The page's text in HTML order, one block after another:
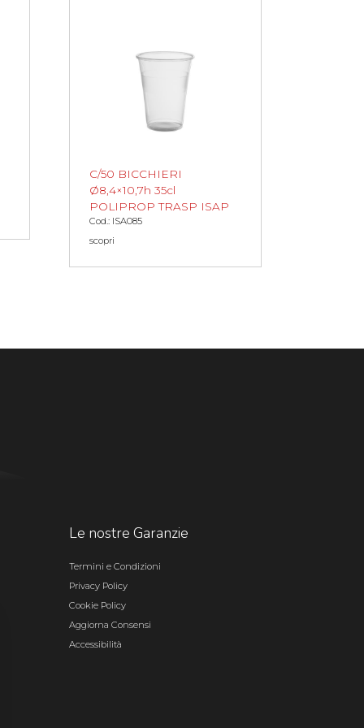
C/50 BICCHIERI
Ø8,4×10,7h 35cl
POLIPROP TRASP ISAP
Cod.: ISA085
scopri
Le nostre Garanzie
Termini e Condizioni
Privacy Policy
Cookie Policy
Aggiorna Consensi
Accessibilità